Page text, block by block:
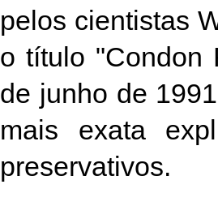
pelos cientistas
o título "Condon
de junho de
mais exata
preservativos.